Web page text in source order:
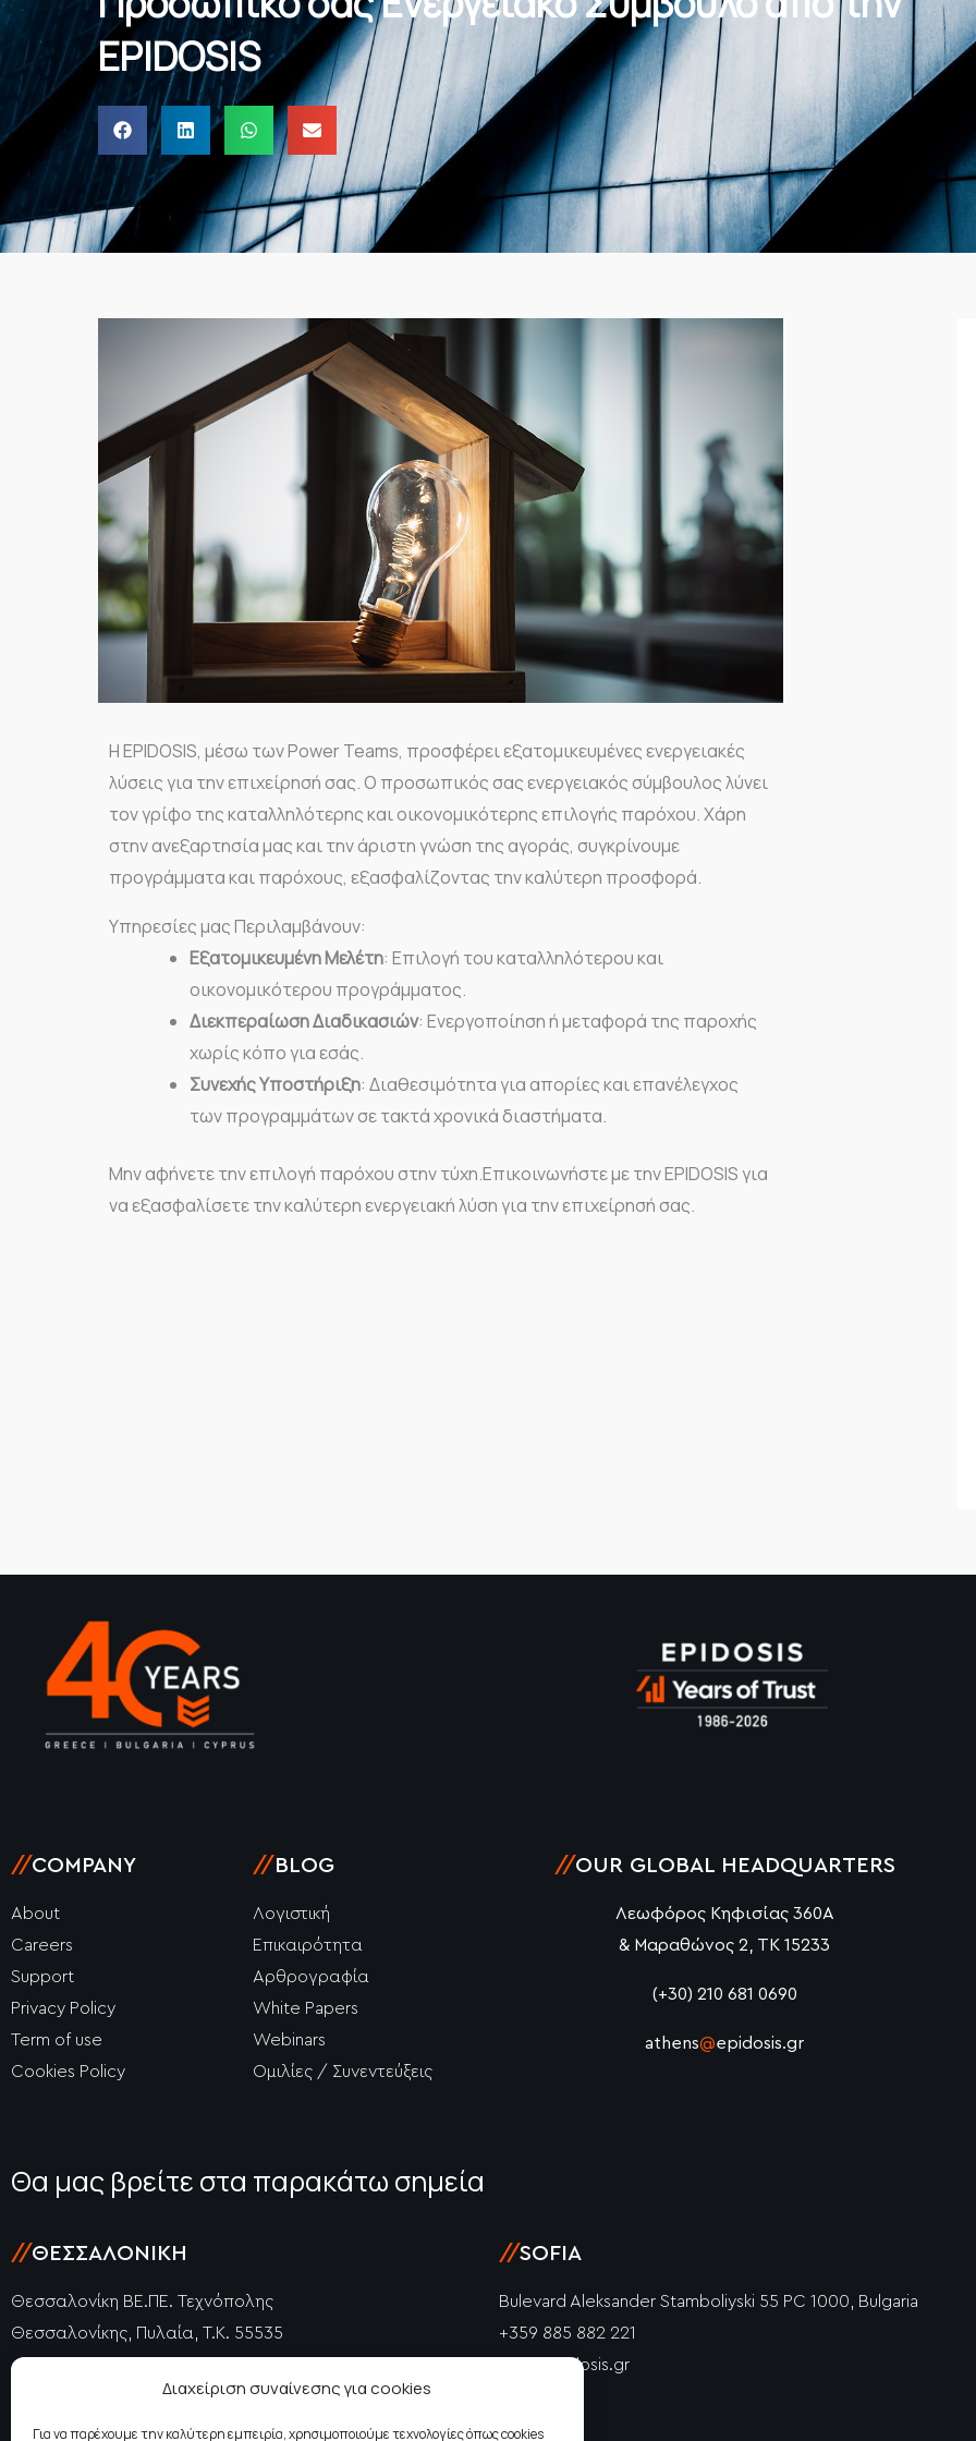
Διαχείριση συναίνεσης για cookies
Για να παρέχουμε την καλύτερη εμπειρία, χρησιμοποιούμε τεχνολογίες όπως cookies
EPIDOSIS
Η EPIDOSIS, μέσω των Power Teams, προσφέρει εξατομικευμένες ενεργειακές
λύσεις για την επιχείρησή σας. Ο προσωπικός σας ενεργειακός σύμβουλος λύνει
τον γρίφο της καταλληλότερης και οικονομικότερης επιλογής παρόχου. Χάρη
στην ανεξαρτησία μας και την άριστη γνώση της αγοράς, συγκρίνουμε
προγράμματα και παρόχους, εξασφαλίζοντας την καλύτερη προσφορά.
Υπηρεσίες μας Περιλαμβάνουν:
Εξατομικευμένη Μελέτη: Επιλογή του καταλληλότερου και
οικονομικότερου προγράμματος.
Διεκπεραίωση Διαδικασιών: Ενεργοποίηση ή μεταφορά της παροχής
χωρίς κόπο για εσάς.
Συνεχής Υποστήριξη: Διαθεσιμότητα για απορίες και επανέλεγχος
των προγραμμάτων σε τακτά χρονικά διαστήματα.
Μην αφήνετε την επιλογή παρόχου στην τύχη.Επικοινωνήστε με την EPIDOSIS για
να εξασφαλίσετε την καλύτερη ενεργειακή λύση για την επιχείρησή σας.
//COMPANY
About
Careers
Support
Privacy Policy
Term of use
Cookies Policy
// BLOG
Λογιστική
Επικαιρότητα
Αρθρογραφία
White Papers
Webinars
Ομιλίες / Συνεντεύξεις
//OUR GLOBAL HEADQUARTERS
Λεωφόρος Κηφισίας 360Α
& Μαραθώνος 2, ΤΚ 15233
(+30) 210 681 0690
athens@epidosis.gr
Θα μας βρείτε στα παρακάτω σημεία
//ΘΕΣΣΑΛΟΝΊΚΗ
Θεσσαλονίκη ΒΕ.ΠΕ. Τεχνόπολης
Θεσσαλονίκης, Πυλαία, Τ.Κ. 55535
+30 2310 477725
thessaloniki@epidosis.gr
//SOFIA
Bulevard Aleksander Stamboliyski 55 PC 1000, Bulgaria
+359 885 882 221
info@epidosis.gr